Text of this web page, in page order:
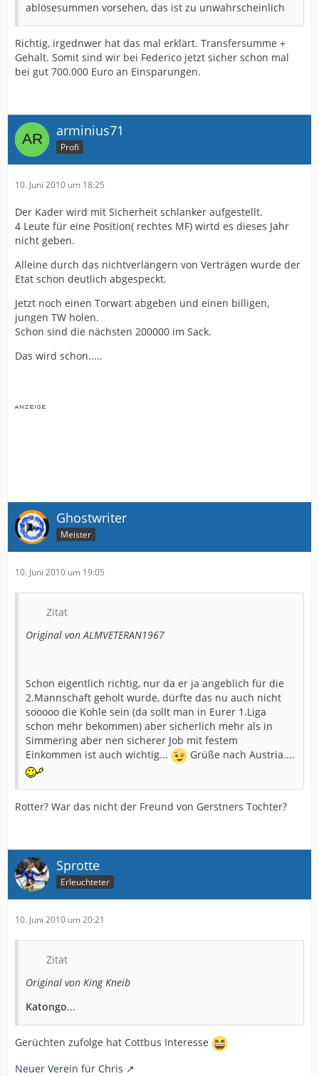
ablösesummen vorsehen, das ist zu unwahrscheinlich
Richtig, irgednwer hat das mal erklärt. Transfersumme +
Gehalt. Somit sind wir bei Federico jetzt sicher schon mal
bei gut 700.000 Euro an Einsparungen.
arminius71
Profi
10. Juni 2010 um 18:25
Der Kader wird mit Sicherheit schlanker aufgestellt.
4 Leute für eine Position( rechtes MF) wirtd es dieses Jahr
nicht geben.
Alleine durch das nichtverlängern von Verträgen wurde der
Etat schon deutlich abgespeckt.
Jetzt noch einen Torwart abgeben und einen billigen,
jungen TW holen.
Schon sind die nächsten 200000 im Sack.
Das wird schon.....
Ghostwriter
Meister
10. Juni 2010 um 19:05
Zitat
Original von ALMVETERAN1967
Schon eigentlich richtig, nur da er ja angeblich für die
2.Mannschaft geholt wurde, dürfte das nu auch nicht
sooooo die Kohle sein (da sollt man in Eurer 1.Liga
schon mehr bekommen) aber sicherlich mehr als in
Simmering aber nen sicherer Job mit festem
Einkommen ist auch wichtig...
Grüße nach Austria....
Rotter? War das nicht der Freund von Gerstners Tochter?
Sprotte
Erleuchteter
10. Juni 2010 um 20:21
Zitat
Original von King Kneib
Katongo...
Gerüchten zufolge hat Cottbus Interesse
Neuer Verein für Chris